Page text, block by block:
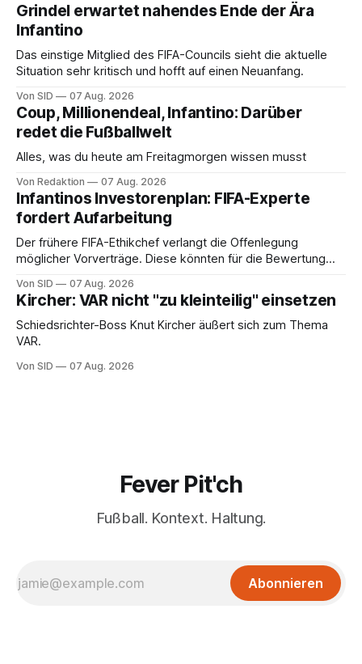
Grindel erwartet nahendes Ende der Ära
Infantino
Das einstige Mitglied des FIFA-Councils sieht die aktuelle
Situation sehr kritisch und hofft auf einen Neuanfang.
Von SID 07 Aug. 2026
Coup, Millionendeal, Infantino: Darüber
redet die Fußballwelt
Alles, was du heute am Freitagmorgen wissen musst
Von Redaktion 07 Aug. 2026
Infantinos Investorenplan: FIFA-Experte
fordert Aufarbeitung
Der frühere FIFA-Ethikchef verlangt die Offenlegung
möglicher Vorverträge. Diese könnten für die Bewertung
Von SID 07 Aug. 2026
Kircher: VAR nicht "zu kleinteilig" einsetzen
Schiedsrichter-Boss Knut Kircher äußert sich zum Thema
VAR.
Von SID 07 Aug. 2026
Fever Pit'ch
Fußball. Kontext. Haltung.
Abonnieren